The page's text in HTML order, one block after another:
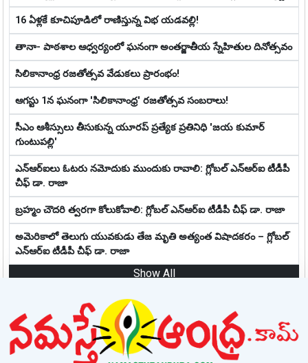
16 ఏళ్లకే కూచిపూడిలో రాణిస్తున్న విభ యడవల్లి!
తానా- పాఠశాల ఆధ్వర్యంలో ఘనంగా అంతర్జాతీయ స్నేహితుల దినోత్సవం
సిలికానాంధ్ర రజతోత్సవ వేడుకలు ప్రారంభం!
ఆగస్టు 1న ఘనంగా 'సిలికానాంధ్ర' రజతోత్సవ సంబరాలు!
సీఎం ఆశీస్సులు తీసుకున్న యూరప్ ప్రత్యేక ప్రతినిధి 'జయ కుమార్
గుంటుపల్లి'
ఎన్ఆర్ఐలు ఓటరు నమోదుకు ముందుకు రావాలి: గ్లోబల్ ఎన్ఆర్ఐ టీడీపీ
చీఫ్ డా. రాజా
బ్రహ్మం చౌదరి త్వరగా కోలుకోవాలి: గ్లోబల్ ఎన్ఆర్ఐ టీడీపీ చీఫ్ డా. రాజా
అమెరికాలో తెలుగు యువకుడు తేజ మృతి అత్యంత విషాదకరం – గ్లోబల్
ఎన్ఆర్ఐ టీడీపీ చీఫ్ డా. రాజా
Show All